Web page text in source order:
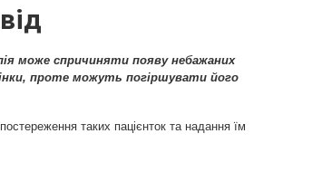
може спричиняти появу небажаних
проте можуть погіршувати його
таких пацієнток та надання їм